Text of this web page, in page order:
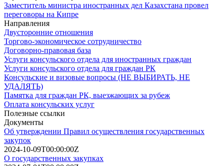
Заместитель министра иностранных дел Казахстана провел
переговоры на Кипре
Направления
Двусторонние отношения
Торгово-экономическое сотрудничество
Договорно-правовая база
Услуги консульского отдела для иностранных граждан
Услуги консульского отдела для граждан РК
Консульские и визовые вопросы (НЕ ВЫБИРАТЬ, НЕ
УДАЛЯТЬ)
Памятка для граждан РК, выезжающих за рубеж
Оплата консульских услуг
Полезные ссылки
Документы
Об утверждении Правил осуществления государственных
закупок
2024-10-09T00:00:00Z
О государственных закупках